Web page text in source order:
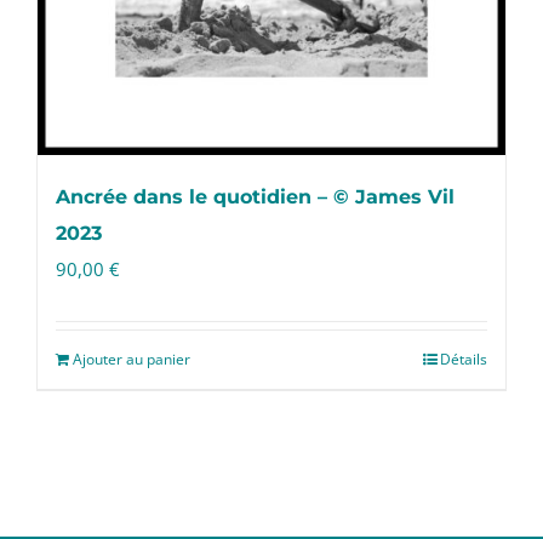
Ancrée dans le quotidien – © James Vil
2023
90,00 €
Ajouter au panier Détails